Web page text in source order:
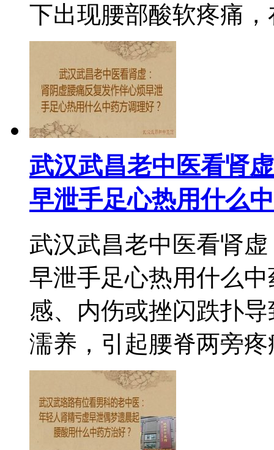
下出现腰部酸软疼痛，
武汉武昌老中医看肾
早泄手足心热用什么中
武汉武昌老中医看肾
早泄手足心热用什么
感、内伤或挫闪跌扑
濡养，引起腰脊两旁疼